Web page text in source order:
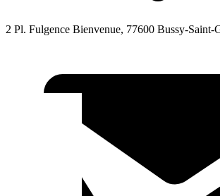
2 Pl. Fulgence Bienvenue, 77600 Bussy-Saint-